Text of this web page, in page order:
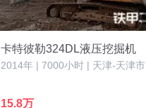
卡特彼勒324DL液压挖掘机
2014年 | 7000小时 | 天津-天津市
15.8万